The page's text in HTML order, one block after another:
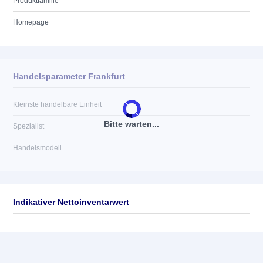
Homepage
Bitte warten...
Handelsparameter Frankfurt
Kleinste handelbare Einheit
Spezialist
Handelsmodell
Indikativer Nettoinventarwert